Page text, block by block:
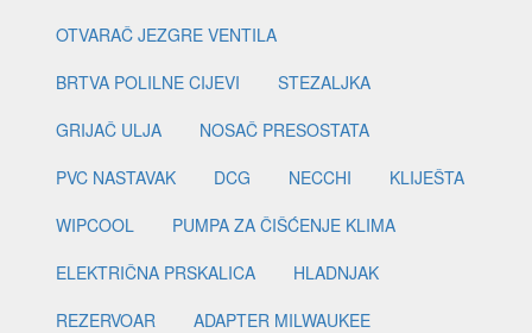
OTVARAČ JEZGRE VENTILA
BRTVA POLILNE CIJEVI
STEZALJKA
GRIJAČ ULJA
NOSAČ PRESOSTATA
PVC NASTAVAK
DCG NECCHI
KLIJEŠTA
WIPCOOL
PUMPA ZA ČIŠĆENJE KLIMA
ELEKTRIČNA PRSKALICA
HLADNJAK
REZERVOAR
ADAPTER MILWAUKEE